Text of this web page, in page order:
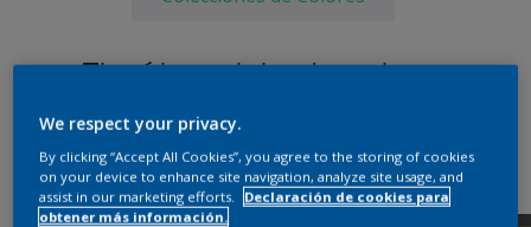
Elegí tu paleta de colores
We respect your privacy.
By clicking “Accept All Cookies”, you agree to the storing of cookies
on your device to enhance site navigation, analyze site usage, and
assist in our marketing efforts.
Declaración de cookies para
obtener más información.